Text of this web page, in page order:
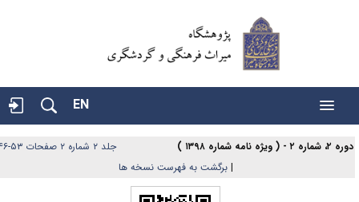
EN
۲ - ( ویژه نامه شماره ۱۳۹۸ )
جلد ۲ شماره ۲ صفحات ۵۳-۴۶
برگشت به فهرست نسخه ها